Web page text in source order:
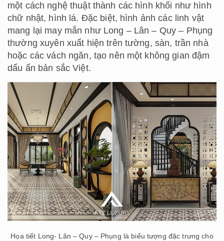
một cách nghệ thuật thành các hình khối như hình
chữ nhật, hình lá. Đặc biệt, hình ảnh các linh vật
mang lại may mắn như Long – Lân – Quy – Phụng
thường xuyên xuất hiện trên tường, sàn, trần nhà
hoặc các vách ngăn, tạo nên một không gian đậm
dấu ấn bản sắc Việt.
Họa tiết Long- Lân – Quy – Phụng là biểu tượng đặc trưng cho